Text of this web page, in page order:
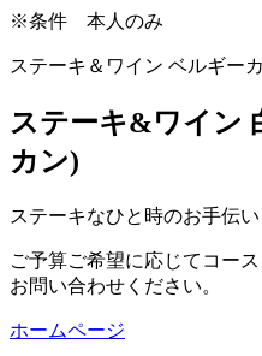
※条件 本人のみ
ステーキ＆ワイン ベルギー
ステーキ&ワイン
カン)
ステーキなひと時のお手伝
ご予算ご希望に応じてコー
お問い合わせください。
ホームページ